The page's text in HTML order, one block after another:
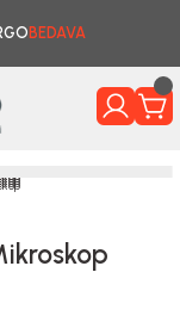
BEDAVA